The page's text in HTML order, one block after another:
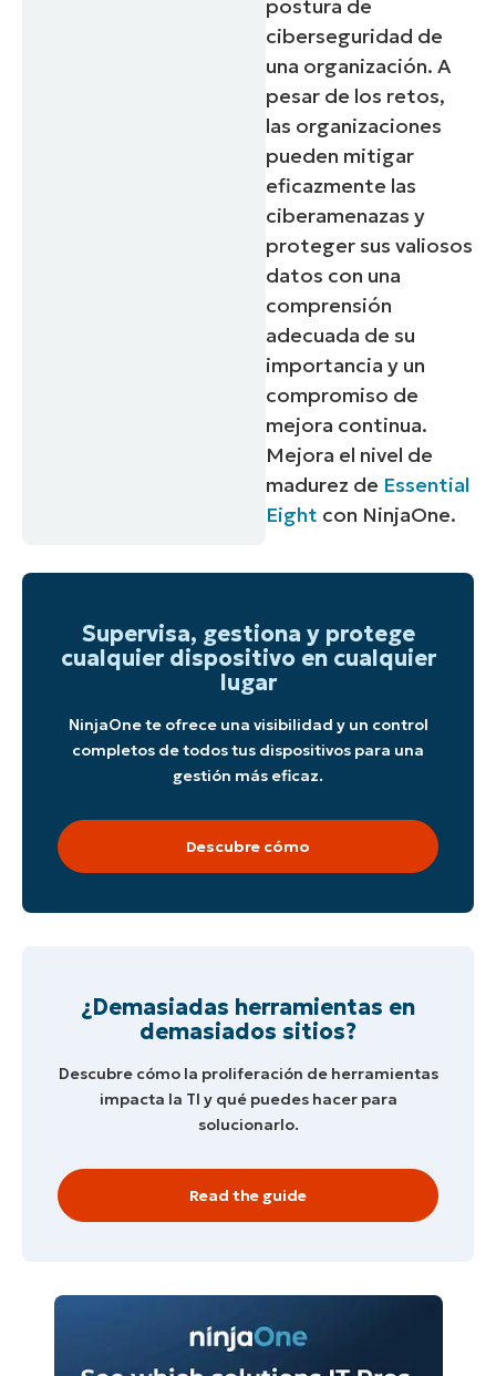
postura de
ciberseguridad de
una organización. A
pesar de los retos,
las organizaciones
pueden mitigar
eficazmente las
ciberamenazas y
proteger sus valiosos
datos con una
comprensión
adecuada de su
importancia y un
compromiso de
mejora continua.
Mejora el nivel de
madurez de Essential
Eight con NinjaOne.
Supervisa, gestiona y protege
cualquier dispositivo en cualquier
lugar
NinjaOne te ofrece una visibilidad y un control
completos de todos tus dispositivos para una
gestión más eficaz.
Descubre cómo
¿Demasiadas herramientas en
demasiados sitios?
Descubre cómo la proliferación de herramientas
impacta la TI y qué puedes hacer para
solucionarlo.
Read the guide